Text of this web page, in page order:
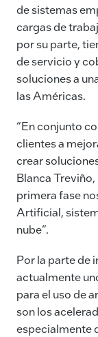
de sistemas
cargas de
por su parte,
de servicio y
soluciones a
las Américas.
“En conjunto
clientes a
crear
Blanca
primera fase
Artificial,
nube”.
Por la parte de
actualmente
para el uso de
son los
especialmente